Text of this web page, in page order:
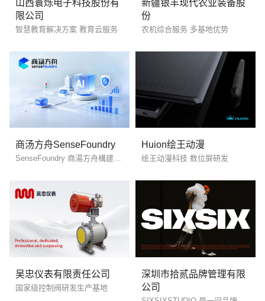
山西寰烁电子科技股份有
限公司
智慧教育解决方案 教育云服务
新疆银丰现代农业装备股
份
农机综合服务 多基地优势
商汤方舟SenseFoundry
SenseFoundry 商湯方舟構建面向未來的城市管理平台
Huion绘王动漫
绘王动漫科技 数位屏研发
吴忠仪表有限责任公司
国家级控制阀研发生产基地
深圳市拾贰品牌管理有限
公司
创意品牌型网站 · 标准企业官网建设 外贸网
电商及系统平台开发 微信小程序开发